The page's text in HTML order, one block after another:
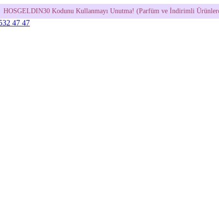
Kullanmayı Unutma! (Parfüm ve İndirimli Ürünlerde Geçerli Değildir.)
47 47